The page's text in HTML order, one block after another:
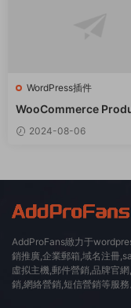
WordPress插件
WooCommerce
er 商品篩選器
件 – v8.3.0
2024-08-06
AddProFans緻力于
銷推廣,企業郵箱,域名注冊
虛拟主機,郵件營銷,品牌官
銷,網絡營銷,短信營銷等服務